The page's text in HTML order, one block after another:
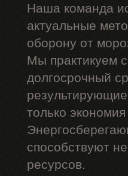
Наша команда
актуальные
оборону от
Мы практикуем
долгосрочный
только
способствуют
ресурсов.